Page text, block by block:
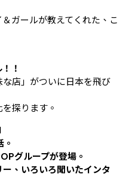
ガールが教えてくれた、こ
！
店」がついに日本を飛び
探ります。
グループが登場。
、いろいろ聞いたインタ